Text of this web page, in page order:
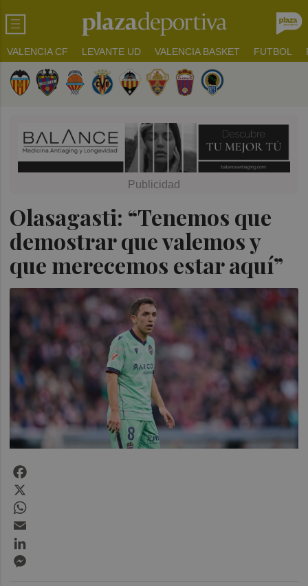
VALENCIA CF LEVANTE UD VALENCIA BASKET FUTBOL
Olasagasti: “Tenemos que
demostrar que valemos y
que merecemos estar aquí”